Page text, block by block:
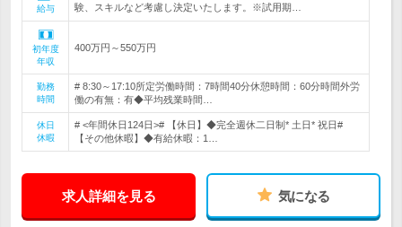
給与
験、スキルなど考慮し決定いたします。※試用期…
初年度
年収
400万円～550万円
勤務
時間
# 8:30～17:10所定労働時間：7時間40分休憩時間：60分時間外労
働の有無：有◆平均残業時間…
休日
休暇
# <年間休日124日># 【休日】◆完全週休二日制* 土日* 祝日#
【その他休暇】◆有給休暇：1…
求人詳細を見る 気になる